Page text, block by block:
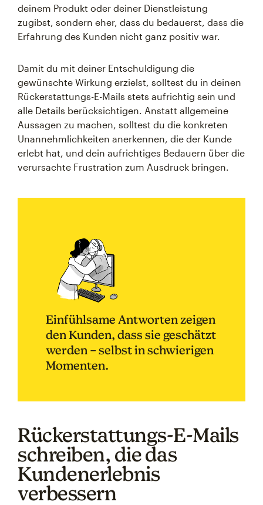
deinem Produkt oder deiner Dienstleistung
zugibst, sondern eher, dass du bedauerst, dass die
Erfahrung des Kunden nicht ganz positiv war.
Damit du mit deiner Entschuldigung die
gewünschte Wirkung erzielst, solltest du in deinen
Rückerstattungs-E-Mails stets aufrichtig sein und
alle Details berücksichtigen. Anstatt allgemeine
Aussagen zu machen, solltest du die konkreten
Unannehmlichkeiten anerkennen, die der Kunde
erlebt hat, und dein aufrichtiges Bedauern über die
verursachte Frustration zum Ausdruck bringen.
Einfühlsame Antworten zeigen
den Kunden, dass sie geschätzt
werden – selbst in schwierigen
Momenten.
Rückerstattungs-E-Mails
schreiben, die das
Kundenerlebnis
verbessern